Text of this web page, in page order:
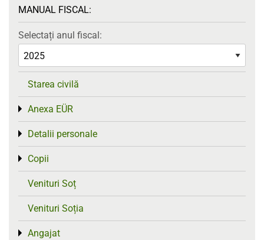
MANUAL FISCAL:
Selectați anul fiscal:
Starea civilă
Anexa EÜR
Toggle menu
Detalii personale
Toggle menu
Copii
Toggle menu
Venituri Soț
Venituri Soția
Angajat
Toggle menu